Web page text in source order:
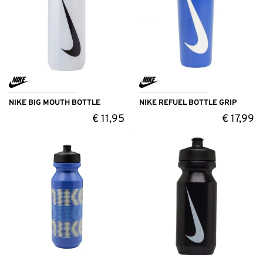
NIKE BIG MOUTH BOTTLE
€11,95
NIKE REFUEL BOTTLE GRIP
€17,99